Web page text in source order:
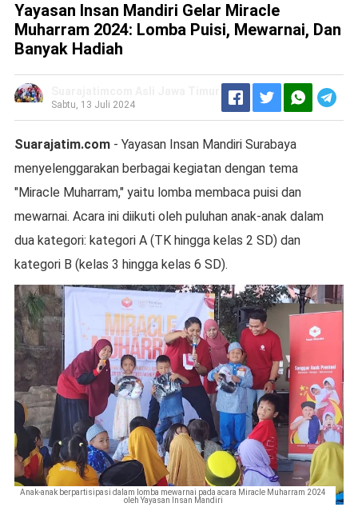
Yayasan Insan Mandiri Gelar Miracle
Muharram 2024: Lomba Puisi, Mewarnai, Dan
Banyak Hadiah
Sabtu, 13 Juli 2024
Suarajatim.com- Yayasan Insan Mandiri Surabaya
menyelenggarakan berbagai kegiatan dengan tema
"Miracle Muharram," yaitu lomba membaca puisi dan
mewarnai. Acara ini diikuti oleh puluhan anak-anak dalam
dua kategori: kategori A (TK hingga kelas 2 SD) dan
kategori B (kelas 3 hingga kelas 6 SD).
Anak-anak berpartisipasi dalam lomba mewarnai pada acara Miracle Muharram 2024
oleh Yayasan Insan Mandiri